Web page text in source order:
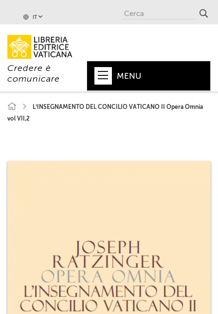
IT
Credere è
comunicare
MENU
+
CHIESA
CEI
AUTORI VARI
L’INSEGNAMENTO DEL CONCILIO VATICANO II Opera Omnia
vol VII,2